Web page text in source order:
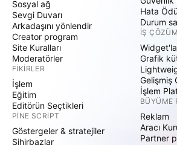
Sosyal ağ
Sevgi Duvarı
Arkadaşını yönlendir
Creator program
Site Kuralları
Moderatörler
FIKIRLER
İşlem
Eğitim
Editörün Seçtikleri
PINE SCRIPT
Göstergeler & stratejiler
Sihirbazlar
Hata
Durum
İŞ
Grafik
Gelişmiş
İşlem
BÜYÜME
Reklam
Aracı
Partner